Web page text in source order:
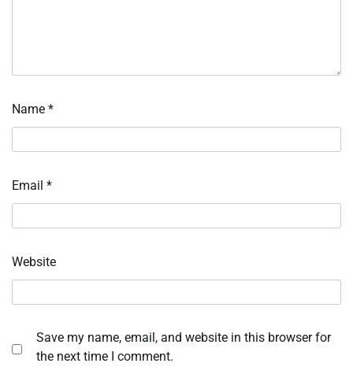
Name *
Email *
Website
Save my name, email, and website in this browser for
the next time I comment.